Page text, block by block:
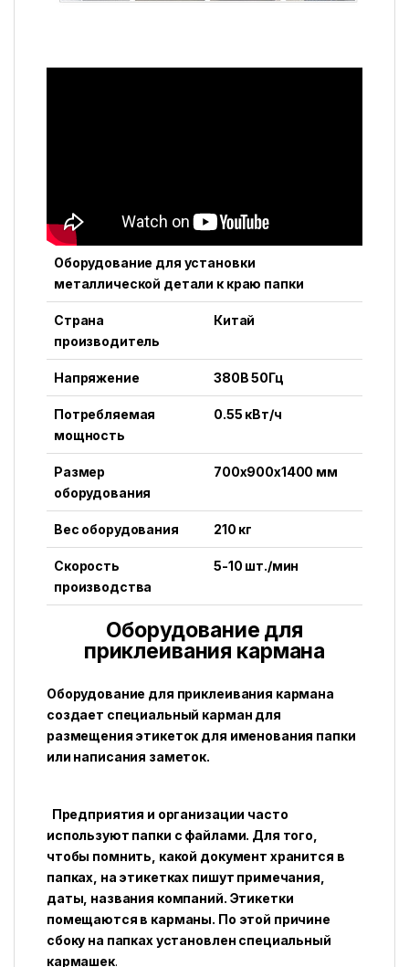
Оборудование для установки
металлической детали к краю папки
Страна
производитель
Китай
Напряжение 380В 50Гц
Потребляемая
мощность
0.55 кВт/ч
Размер
оборудования
700x900x1400 мм
Вес оборудования 210 кг
Скорость
производства
5-10 шт./мин
Оборудование для
приклеивания кармана
Оборудование для приклеивания кармана
создает специальный карман для
размещения этикеток для именования папки
или написания заметок.
Предприятия и организации часто
используют папки с файлами. Для того,
чтобы помнить, какой документ хранится в
папках, на этикетках пишут примечания,
даты, названия компаний. Этикетки
помещаются в карманы. По этой причине
сбоку на папках установлен специальный
кармашек.